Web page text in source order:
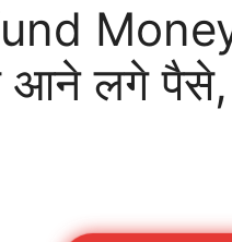
लगे पैसे,